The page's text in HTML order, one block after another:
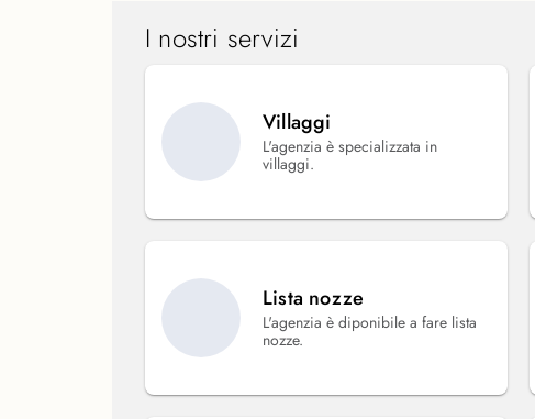
I nostri servizi
Villaggi
L'agenzia è specializzata in
villaggi.
Lista nozze
L'agenzia è diponibile a fare lista
nozze.